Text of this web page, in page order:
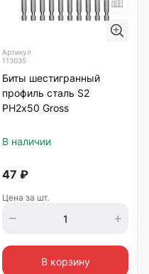
Артикул
113035
Биты шестигранный
профиль сталь S2
PH2х50 Gross
В наличии
47 ₽
Цена за шт.
В корзину